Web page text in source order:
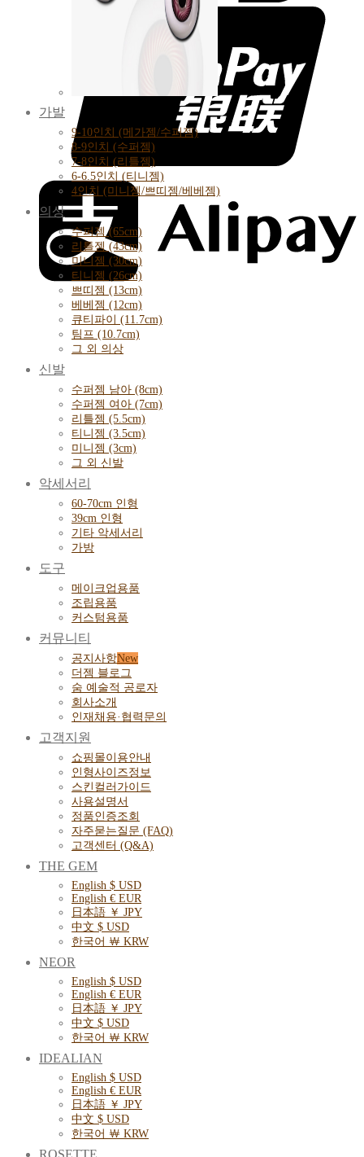
가발
9-10인치 (메가젬/수퍼젬)
8-9인치 (수퍼젬)
7-8인치 (리틀젬)
6-6.5인치 (티니젬)
4인치 (미니젬/쁘띠젬/베베젬)
의상
수퍼젬 (65cm)
리틀젬 (43cm)
미니젬 (30cm)
티니젬 (26cm)
쁘띠젬 (13cm)
베베젬 (12cm)
큐티파이 (11.7cm)
팀프 (10.7cm)
그 외 의상
신발
수퍼젬 남아 (8cm)
수퍼젬 여아 (7cm)
리틀젬 (5.5cm)
티니젬 (3.5cm)
미니젬 (3cm)
그 외 신발
악세서리
60-70cm 인형
39cm 인형
기타 악세서리
가방
도구
메이크업용품
조립용품
커스텀용품
커뮤니티
공지사항
더젬 블로그
숨 예술적 공로자
회사소개
인재채용·협력문의
고객지원
쇼핑몰이용안내
인형사이즈정보
스킨컬러가이드
사용설명서
정품인증조회
자주묻는질문 (FAQ)
고객센터 (Q&A)
THE GEM
English $ USD
English € EUR
日本語 ￥ JPY
中文 $ USD
한국어 ￦ KRW
NEOR
English $ USD
English € EUR
日本語 ￥ JPY
中文 $ USD
한국어 ￦ KRW
IDEALIAN
English $ USD
English € EUR
日本語 ￥ JPY
中文 $ USD
한국어 ￦ KRW